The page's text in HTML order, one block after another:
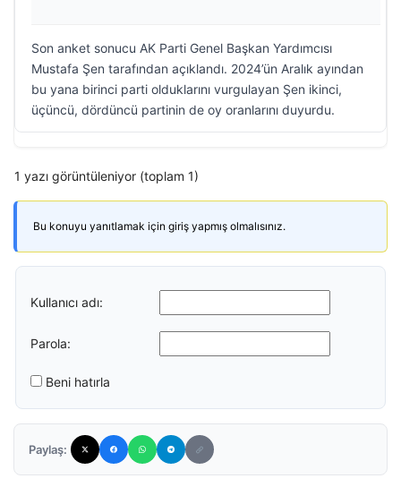
Son anket sonucu AK Parti Genel Başkan Yardımcısı
Mustafa Şen tarafından açıklandı. 2024’ün Aralık ayından
bu yana birinci parti olduklarını vurgulayan Şen ikinci,
üçüncü, dördüncü partinin de oy oranlarını duyurdu.
1 yazı görüntüleniyor (toplam 1)
Bu konuyu yanıtlamak için giriş yapmış olmalısınız.
Kullanıcı adı:
Parola:
Beni hatırla
Paylaş: